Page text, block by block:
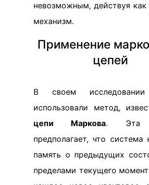
невозможным, действуя как
механизм.
Применение
цепей
В своем
использовали метод,
цепи Маркова. Эта
предполагает, что система
память о предыдущих
пределами текущего